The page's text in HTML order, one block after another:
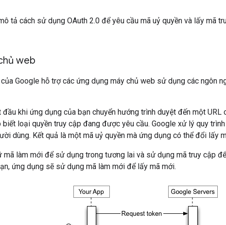
tả cách sử dụng OAuth 2.0 để yêu cầu mã uỷ quyền và lấy mã
web
của Google hỗ trợ các ứng dụng máy chủ web sử dụng các ngôn
đầu khi ứng dụng của bạn chuyển hướng trình duyệt đến một URL
biết loại quyền truy cập đang được yêu cầu. Google xử lý quy
dùng. Kết quả là một mã uỷ quyền mà ứng dụng có thể đổi lấy
mã làm mới để sử dụng trong tương lai và sử dụng mã truy cập
ứng dụng sẽ sử dụng mã làm mới để lấy mã mới.